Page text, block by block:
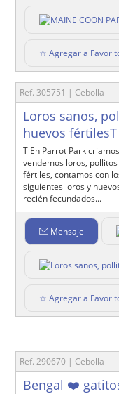
☆ Agregar a
Ref. 305751 | Cebolla
Loros sanos,
huevos fértilesT
T En Parrot Park
vendemos loros, pollitos
fértiles, contamos con
siguientes loros y
recién fecundados...
Mensaje
☆ Agregar a
Ref. 290670 | Cebolla
Bengal ❤️